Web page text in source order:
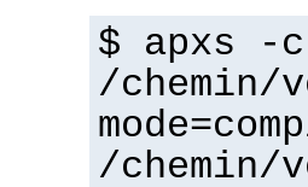
$ apxs -c
/
/